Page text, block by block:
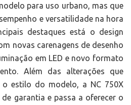
para uso urbano, mas que
e versatilidade na hora
destaques está o design
novas carenagens de desenho
em LED e novo formato
Além das alterações que
estilo do modelo, a NC 750X
garantia e passa a oferecer o